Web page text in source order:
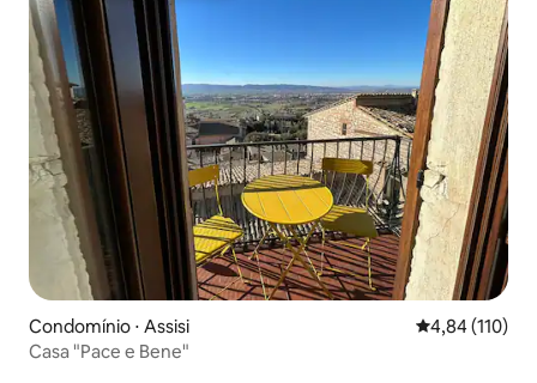
Condomínio ⋅ Assisi 4,84 de uma
4,84 (110)
Casa "Pace e Bene"